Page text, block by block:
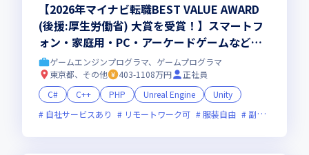
【2026年マイナビ転職BEST VALUE AWARD
(後援:厚生労働省) 大賞を受賞！】スマートフ
ォン・家庭用・PC・アーケードゲームなどの
幅広いゲーム案件をお任せ！ゲーム開発経験が
活かせる／エンジニアとして成長できる環境で
働きませんか
ゲームエンジンプログラマ、ゲームプログラマ
東京都、その他
403-1108万円
正社員
C#
C++ PHP Unreal Engine
Unity
自社サービスあり
リモートワーク可 服装自由 副業可